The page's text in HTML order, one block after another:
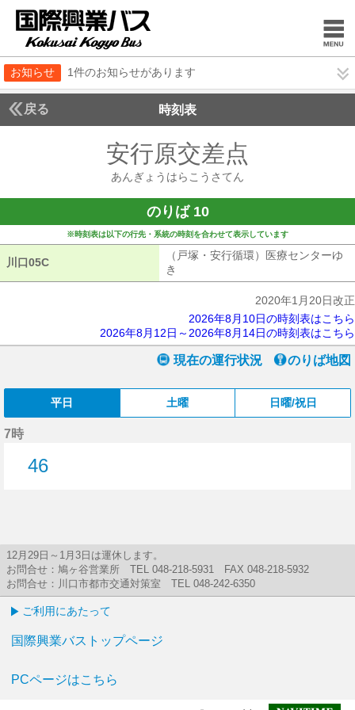
お知らせ 1件のお知らせがあります
戻る 時刻表
安行原交差点
あんぎょうはらこうさてん
のりば 10
※時刻表は以下の行先・系統の時刻を合わせて表示しています
川口05C
（戸塚・安行循環）医療センターゆ
き
2020年1月20日改正
2026年8月10日の時刻表はこちら
2026年8月12日～2026年8月14日の時刻表はこちら
現在の運行状況 のりば地図
平日 土曜 日曜/祝日
7時
46
12月29日～1月3日は運休します。
お問合せ：鳩ヶ谷営業所 TEL 048-218-5931 FAX 048-218-5932
お問合せ：川口市都市交通対策室 TEL 048-242-6350
ご利用にあたって
国際興業バストップページ
PCページはこちら